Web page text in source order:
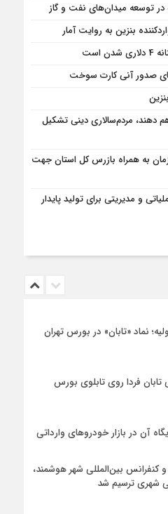
در توسعه میدان‌های نفت و گاز
بنزین به روایت آمار
مردم‌سالاری دینی تشکیل
به همراه بازرس كل استان جهت
و مدیریتی برای تولید پایدار
نماد «تابان» در بورس تهران
تابان فردا روی تابلوی بورس
کنفرانس بین‌المللی شهر هوشمند،
شهری ترسیم شد